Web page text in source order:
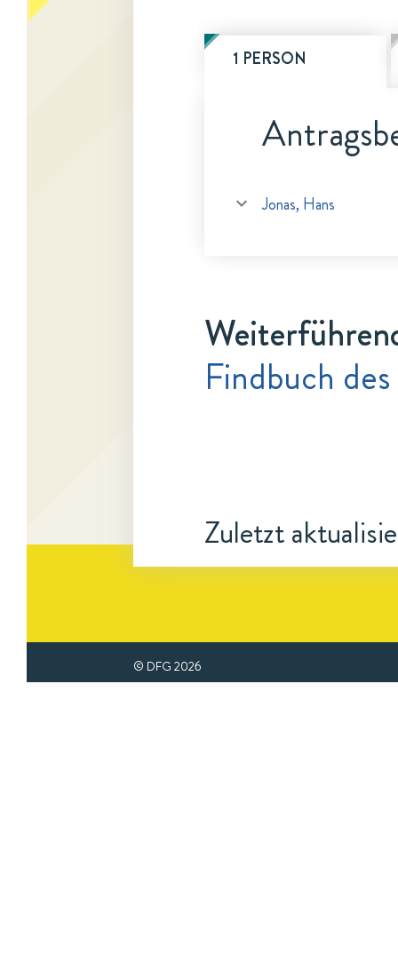
1 PERSON
Jonas, Hans
Findbuch
Zuletzt
© DFG 2026